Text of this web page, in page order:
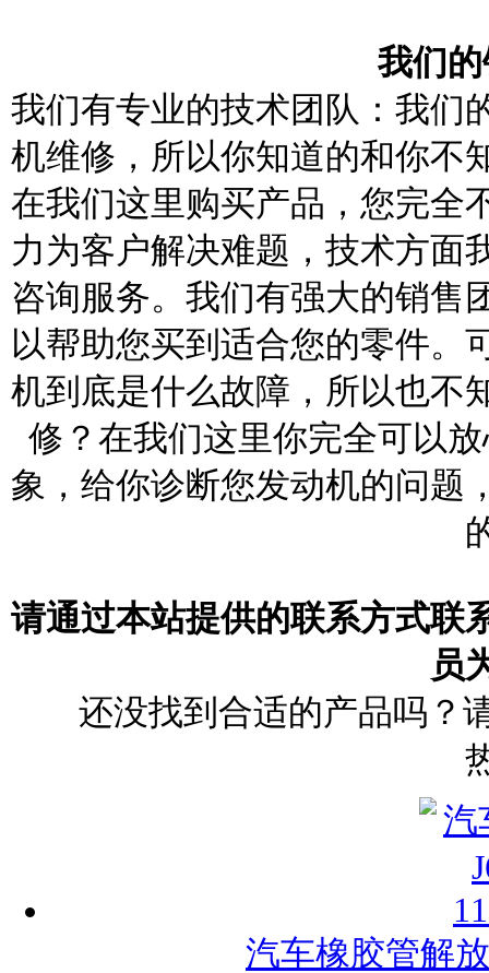
我们
我们有专业的技术团队：我们
机维修，所以你知道的和你不
在我们这里购买产品，您完全
力为客户解决难题，技术方面
咨询服务。我们有强大的销售
以帮助您买到适合您的零件。
机到底是什么故障，所以也不
修？在我们这里你完全可以
象，给你诊断您发动机的问题
请通过本站提供的联系方式联
员
还没找到合适的产品吗？
汽车橡胶管解